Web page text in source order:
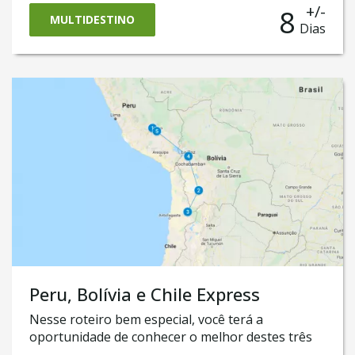
Pedro do Atacama, onde será possível conhecer o
magnífico Deserto do Atacama como as famosas
Lagunas Altiplanas. Também nele, você vai cruzar
do famoso e surpreendente Salar de Uyuni
MULTIDESTINO 8 +/-
Dias
Peru, Bolívia e Chile Express
Nesse roteiro bem especial, você terá a
oportunidade de conhecer o melhor destes três